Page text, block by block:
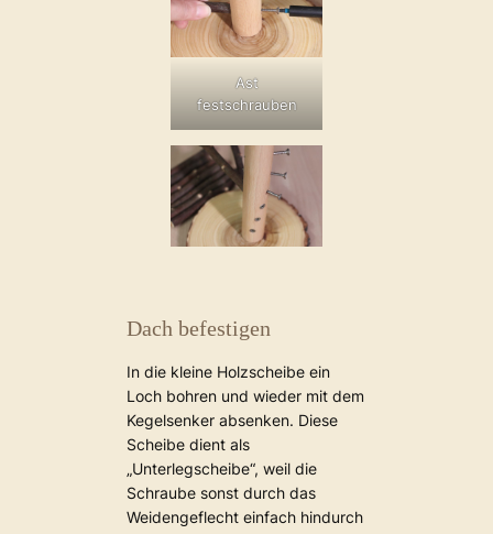
Ast
festschrauben
Dach befestigen
In die kleine Holzscheibe ein
Loch bohren und wieder mit dem
Kegelsenker absenken. Diese
Scheibe dient als
„Unterlegscheibe“, weil die
Schraube sonst durch das
Weidengeflecht einfach hindurch